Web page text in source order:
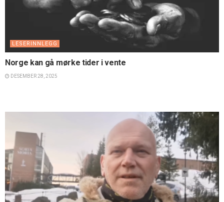
LESERINNLEGG
Norge kan gå mørke tider i vente
DESEMBER 28, 2025